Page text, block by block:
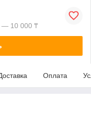
— 10 000 ₸
Оплата